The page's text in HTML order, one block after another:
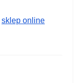
sklep online